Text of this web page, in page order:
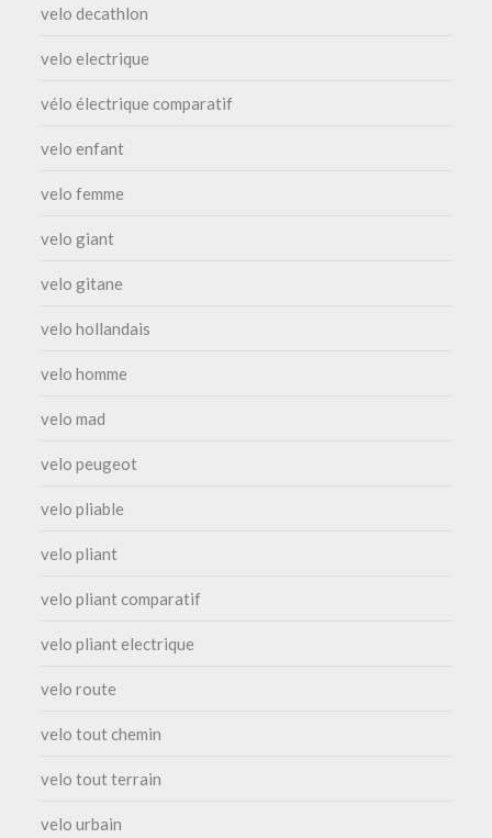
velo decathlon
velo electrique
vélo électrique comparatif
velo enfant
velo femme
velo giant
velo gitane
velo hollandais
velo homme
velo mad
velo peugeot
velo pliable
velo pliant
velo pliant comparatif
velo pliant electrique
velo route
velo tout chemin
velo tout terrain
velo urbain